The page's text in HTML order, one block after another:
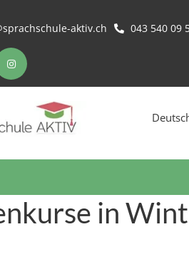
aktiv.ch 043 540 09
in